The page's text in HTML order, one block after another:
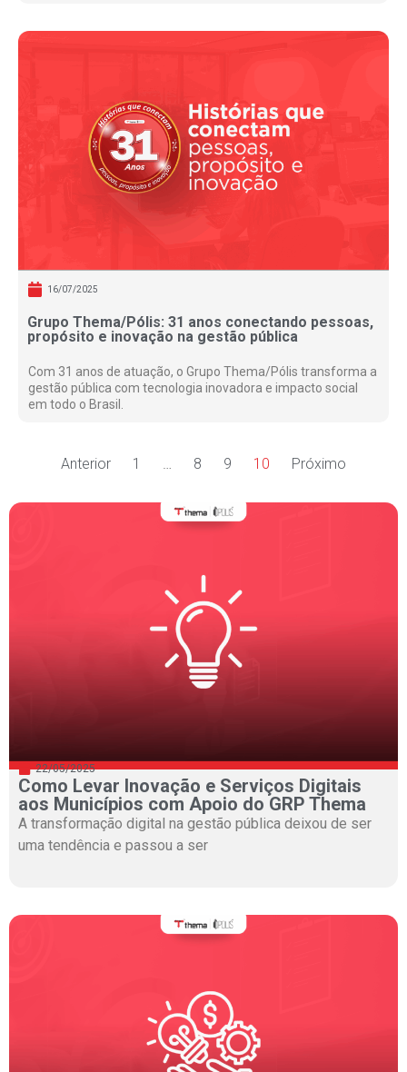
16/07/2025
Grupo Thema/Pólis: 31 anos conectando pessoas,
propósito e inovação na gestão pública
Com 31 anos de atuação, o Grupo Thema/Pólis transforma a
gestão pública com tecnologia inovadora e impacto social
em todo o Brasil.
Anterior 1 … 8 9 10 Próximo
22/05/2025
Como Levar Inovação e Serviços Digitais
aos Municípios com Apoio do GRP Thema
A transformação digital na gestão pública deixou de ser
uma tendência e passou a ser